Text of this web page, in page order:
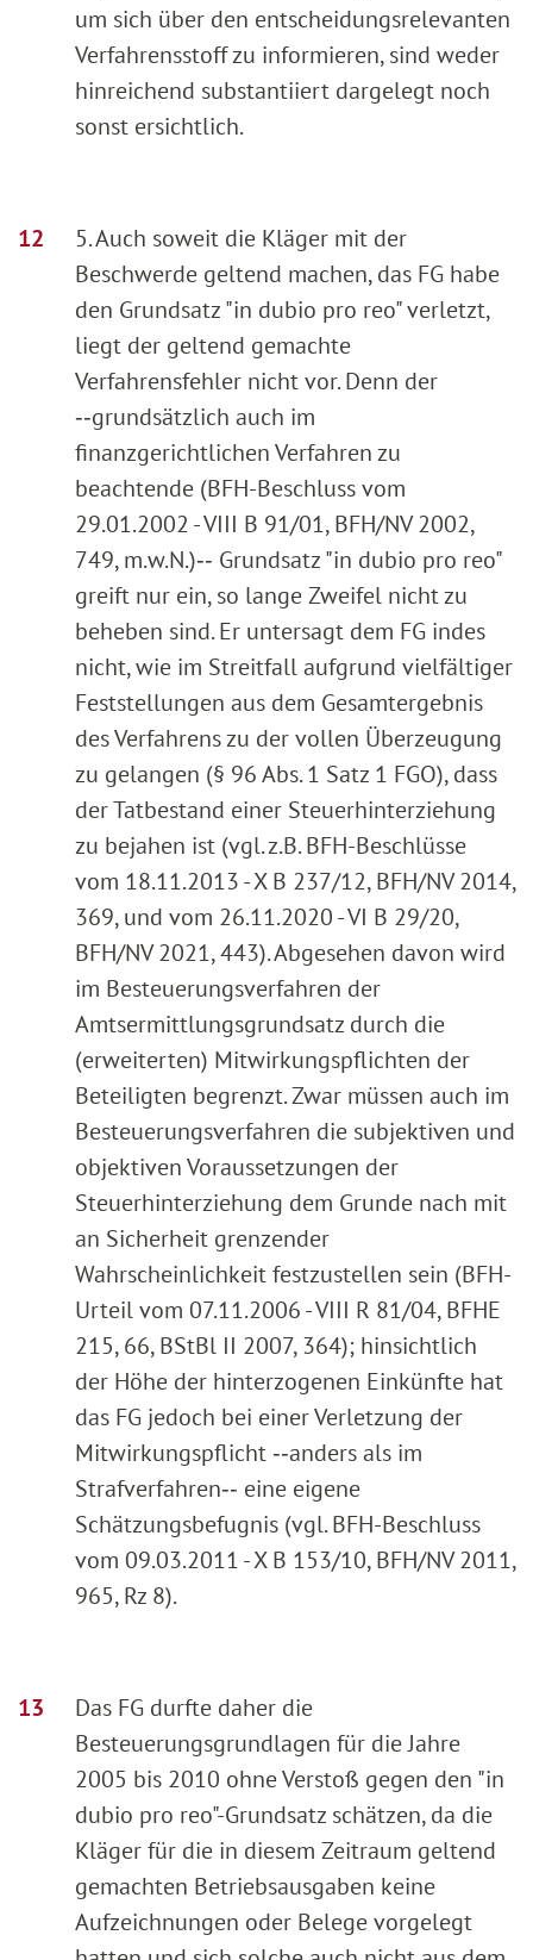
um sich über den entscheidungsrelevanten
Verfahrensstoff zu informieren, sind weder
hinreichend substantiiert dargelegt noch
sonst ersichtlich.
5. Auch soweit die Kläger mit der
Beschwerde geltend machen, das FG habe
den Grundsatz "in dubio pro reo" verletzt,
liegt der geltend gemachte
Verfahrensfehler nicht vor. Denn der
‑‑grundsätzlich auch im
finanzgerichtlichen Verfahren zu
beachtende (BFH-Beschluss vom
29.01.2002 - VIII B 91/01, BFH/NV 2002,
749, m.w.N.)‑‑ Grundsatz "in dubio pro reo"
greift nur ein, so lange Zweifel nicht zu
beheben sind. Er untersagt dem FG indes
nicht, wie im Streitfall aufgrund vielfältiger
Feststellungen aus dem Gesamtergebnis
des Verfahrens zu der vollen Überzeugung
zu gelangen (§ 96 Abs. 1 Satz 1 FGO), dass
der Tatbestand einer Steuerhinterziehung
zu bejahen ist (vgl. z.B. BFH-Beschlüsse
vom 18.11.2013 - X B 237/12, BFH/NV 2014,
369, und vom 26.11.2020 - VI B 29/20,
BFH/NV 2021, 443). Abgesehen davon wird
im Besteuerungsverfahren der
Amtsermittlungsgrundsatz durch die
(erweiterten) Mitwirkungspflichten der
Beteiligten begrenzt. Zwar müssen auch im
Besteuerungsverfahren die subjektiven und
objektiven Voraussetzungen der
Steuerhinterziehung dem Grunde nach mit
an Sicherheit grenzender
Wahrscheinlichkeit festzustellen sein (BFH-
Urteil vom 07.11.2006 - VIII R 81/04, BFHE
215, 66, BStBl II 2007, 364); hinsichtlich
der Höhe der hinterzogenen Einkünfte hat
das FG jedoch bei einer Verletzung der
Mitwirkungspflicht ‑‑anders als im
Strafverfahren‑‑ eine eigene
Schätzungsbefugnis (vgl. BFH-Beschluss
vom 09.03.2011 - X B 153/10, BFH/NV 2011,
965, Rz 8).
Das FG durfte daher die
Besteuerungsgrundlagen für die Jahre
2005 bis 2010 ohne Verstoß gegen den "in
dubio pro reo"-Grundsatz schätzen, da die
Kläger für die in diesem Zeitraum geltend
gemachten Betriebsausgaben keine
Aufzeichnungen oder Belege vorgelegt